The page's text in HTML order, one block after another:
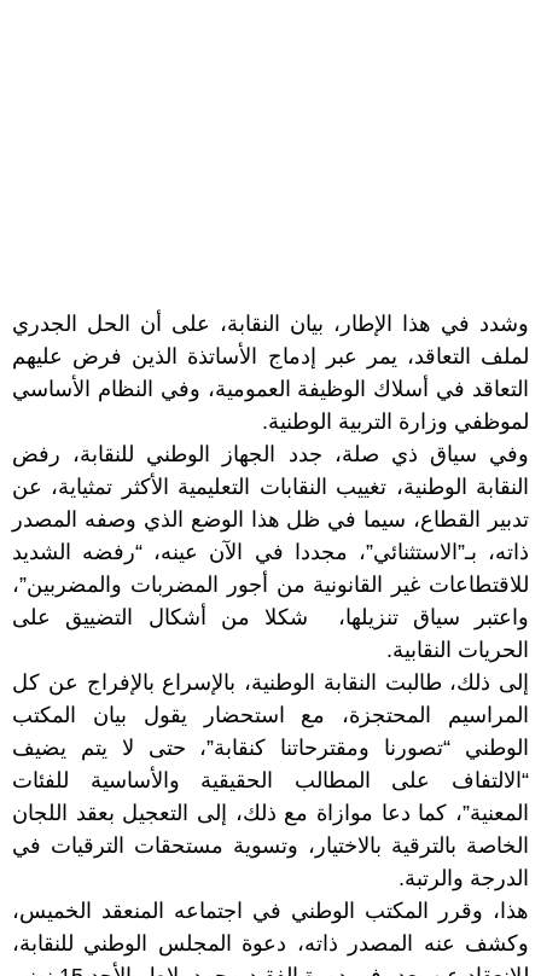
وشدد في هذا الإطار، بيان النقابة، على أن الحل الجدري
لملف التعاقد، يمر عبر إدماج الأساتذة الذين فرض عليهم
التعاقد في أسلاك الوظيفة العمومية، وفي النظام الأساسي
لموظفي وزارة التربية الوطنية.
وفي سياق ذي صلة، جدد الجهاز الوطني للنقابة، رفض
النقابة الوطنية، تغييب النقابات التعليمية الأكثر تمثياية، عن
تدبير القطاع، سيما في ظل هذا الوضع الذي وصفه المصدر
ذاته، بـ”الاستثنائي”، مجددا في الآن عينه، “رفضه الشديد
للاقتطاعات غير القانونية من أجور المضربات والمضربين”،
واعتبر سياق تنزيلها، شكلا من أشكال التضييق على
الحريات النقابية.
إلى ذلك، طالبت النقابة الوطنية، بالإسراع بالإفراج عن كل
المراسيم المحتجزة، مع استحضار يقول بيان المكتب
الوطني “تصورنا ومقترحاتنا كنقابة”، حتى لا يتم يضيف
“الالتفاف على المطالب الحقيقية والأساسية للفئات
المعنية”، كما دعا موازاة مع ذلك، إلى التعجيل بعقد اللجان
الخاصة بالترقية بالاختيار، وتسوية مستحقات الترقيات في
الدرجة والرتبة.
هذا، وقرر المكتب الوطني في اجتماعه المنعقد الخميس،
وكشف عنه المصدر ذاته، دعوة المجلس الوطني للنقابة،